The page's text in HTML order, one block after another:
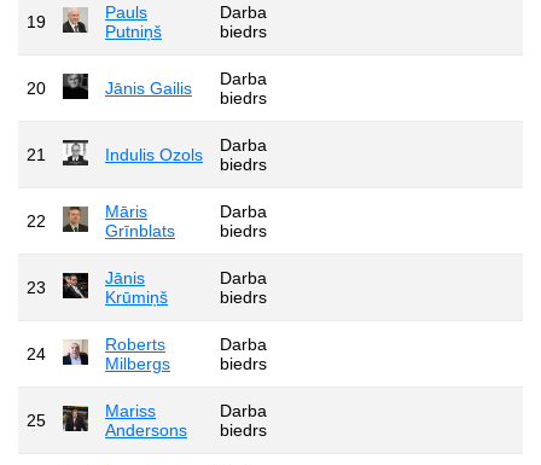
19
Pauls
Putniņš
Darba
biedrs
20 Jānis Gailis
Darba
biedrs
21 Indulis Ozols
Darba
biedrs
22
Māris
Grīnblats
Darba
biedrs
23
Jānis
Krūmiņš
Darba
biedrs
24
Roberts
Milbergs
Darba
biedrs
25
Mariss
Andersons
Darba
biedrs